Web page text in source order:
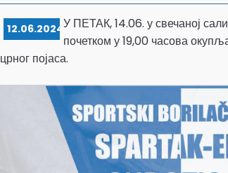
12.06.2024.У ПЕТАК, 14.06. у свечаној
почетком у 19,00 часова
црног појаса.